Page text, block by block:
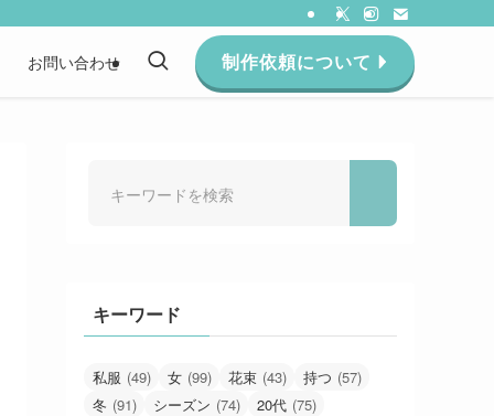
お問い合わせ 制作依頼について
キーワード
私服 (49) 女 (99) 花束 (43) 持つ (57)
冬 (91) シーズン (74) 20代 (75)